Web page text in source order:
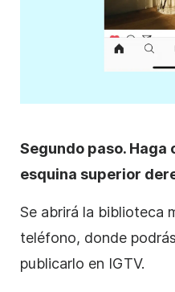
Segundo paso. Haga
esquina superior
Se abrirá la biblioteca
teléfono, donde
publicarlo en IGTV.